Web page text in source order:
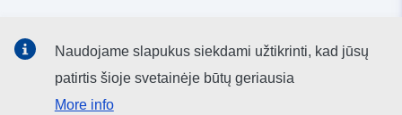
socialinių tinklų kanalai
Naudojame slapukus siekdami užtikrinti, kad jūsų
patirtis šioje svetainėje būtų geriausia
More info